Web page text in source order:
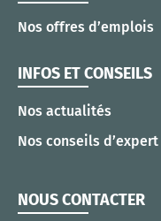
Nos offres d’emplois
INFOS ET CONSEILS
Nos actualités
Nos conseils d’expert
NOUS CONTACTER